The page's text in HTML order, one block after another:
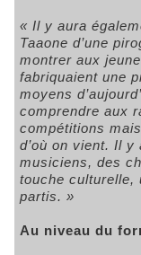
« Il y aura
Taaone d’une
montrer aux
fabriquaient une
moyens
comprendre aux
compétitions
d’où on vient. Il
musiciens, des
touche culturelle,
partis. »
Au niveau du